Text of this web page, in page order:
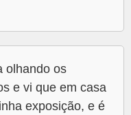
olhando os
e vi que em casa
exposição, e é